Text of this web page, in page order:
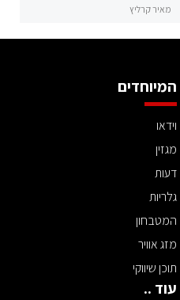
מאיר קרליץ
המיוחדים
וידאו
מגזין
דעות
גלריות
המטבחון
מזג אוויר
תוכן שיווקי
עוד ..